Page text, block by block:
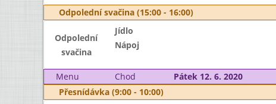
Odpolední svačina (15:00 - 16:00)
Odpolední
svačina
Jídlo
Nápoj
Menu Chod Pátek 12. 6. 2020
Přesnídávka (9:00 - 10:00)